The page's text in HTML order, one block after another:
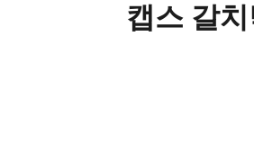
캡스 갈